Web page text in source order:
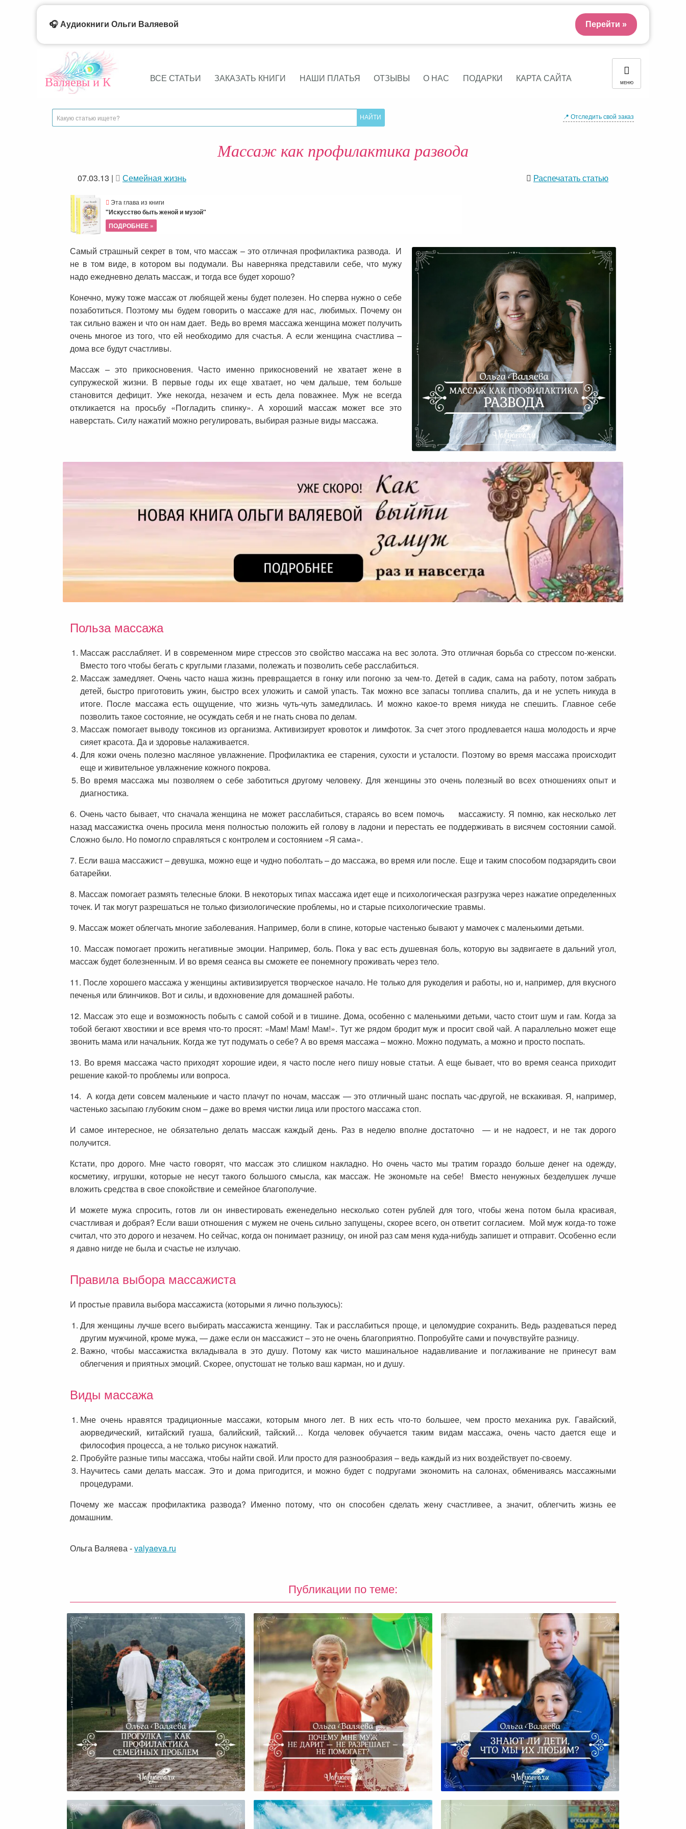
Валяевы и К ВСЕ СТАТЬИ ЗАКАЗАТЬ КНИГИ НАШИ ПЛАТЬЯ ОТЗЫВЫ О НАС ПОДАРКИ КАРТА САЙТА МЕНЮ
📍 Отследить свой заказ
Массаж как профилактика развода
07.03.13 | Семейная жизнь Распечатать статью
Эта глава из книги
"Искусство быть женой и музой"
ПОДРОБНЕЕ »
Самый страшный секрет в том, что массаж – это отличная профилактика развода. И
не в том виде, в котором вы подумали. Вы наверняка представили себе, что мужу
надо ежедневно делать массаж, и тогда все будет хорошо?
Конечно, мужу тоже массаж от любящей жены будет полезен. Но сперва нужно о себе
позаботиться. Поэтому мы будем говорить о массаже для нас, любимых. Почему он
так сильно важен и что он нам дает. Ведь во время массажа женщина может получить
очень многое из того, что ей необходимо для счастья. А если женщина счастлива –
дома все будут счастливы.
Массаж – это прикосновения. Часто именно прикосновений не хватает жене в
супружеской жизни. В первые годы их еще хватает, но чем дальше, тем больше
становится дефицит. Уже некогда, незачем и есть дела поважнее. Муж не всегда
откликается на просьбу «Погладить спинку». А хороший массаж может все это
наверстать. Силу нажатий можно регулировать, выбирая разные виды массажа.
Польза массажа
Массаж расслабляет. И в современном мире стрессов это свойство массажа на вес золота. Это отличная борьба со стрессом по-женски.
Вместо того чтобы бегать с круглыми глазами, полежать и позволить себе расслабиться.
Массаж замедляет. Очень часто наша жизнь превращается в гонку или погоню за чем-то. Детей в садик, сама на работу, потом забрать
детей, быстро приготовить ужин, быстро всех уложить и самой упасть. Так можно все запасы топлива спалить, да и не успеть никуда в
итоге. После массажа есть ощущение, что жизнь чуть-чуть замедлилась. И можно какое-то время никуда не спешить. Главное себе
позволить такое состояние, не осуждать себя и не гнать снова по делам.
Массаж помогает выводу токсинов из организма. Активизирует кровоток и лимфоток. За счет этого продлевается наша молодость и ярче
сияет красота. Да и здоровье налаживается.
Для кожи очень полезно масляное увлажнение. Профилактика ее старения, сухости и усталости. Поэтому во время массажа происходит
еще и живительное увлажнение кожного покрова.
Во время массажа мы позволяем о себе заботиться другому человеку. Для женщины это очень полезный во всех отношениях опыт и
диагностика.
6. Очень часто бывает, что сначала женщина не может расслабиться, стараясь во всем помочь массажисту. Я помню, как несколько лет
назад массажистка очень просила меня полностью положить ей голову в ладони и перестать ее поддерживать в висячем состоянии самой.
Сложно было. Но помогло справляться с контролем и состоянием «Я сама».
7. Если ваша массажист – девушка, можно еще и чудно поболтать – до массажа, во время или после. Еще и таким способом подзарядить свои
батарейки.
8. Массаж помогает размять телесные блоки. В некоторых типах массажа идет еще и психологическая разгрузка через нажатие определенных
точек. И так могут разрешаться не только физиологические проблемы, но и старые психологические травмы.
9. Массаж может облегчать многие заболевания. Например, боли в спине, которые частенько бывают у мамочек с маленькими детьми.
10. Массаж помогает прожить негативные эмоции. Например, боль. Пока у вас есть душевная боль, которую вы задвигаете в дальний угол,
массаж будет болезненным. И во время сеанса вы сможете ее понемногу проживать через тело.
11. После хорошего массажа у женщины активизируется творческое начало. Не только для рукоделия и работы, но и, например, для вкусного
печенья или блинчиков. Вот и силы, и вдохновение для домашней работы.
12. Массаж это еще и возможность побыть с самой собой и в тишине. Дома, особенно с маленькими детьми, часто стоит шум и гам. Когда за
тобой бегают хвостики и все время что-то просят: «Мам! Мам! Мам!». Тут же рядом бродит муж и просит свой чай. А параллельно может еще
звонить мама или начальник. Когда же тут подумать о себе? А во время массажа – можно. Можно подумать, а можно и просто поспать.
13. Во время массажа часто приходят хорошие идеи, я часто после него пишу новые статьи. А еще бывает, что во время сеанса приходит
решение какой-то проблемы или вопроса.
14. А когда дети совсем маленькие и часто плачут по ночам, массаж — это отличный шанс поспать час-другой, не вскакивая. Я, например,
частенько засыпаю глубоким сном – даже во время чистки лица или простого массажа стоп.
И самое интересное, не обязательно делать массаж каждый день. Раз в неделю вполне достаточно — и не надоест, и не так дорого
получится.
Кстати, про дорого. Мне часто говорят, что массаж это слишком накладно. Но очень часто мы тратим гораздо больше денег на одежду,
косметику, игрушки, которые не несут такого большого смысла, как массаж. Не экономьте на себе! Вместо ненужных безделушек лучше
вложить средства в свое спокойствие и семейное благополучие.
И можете мужа спросить, готов ли он инвестировать еженедельно несколько сотен рублей для того, чтобы жена потом была красивая,
счастливая и добрая? Если ваши отношения с мужем не очень сильно запущены, скорее всего, он ответит согласием. Мой муж когда-то тоже
считал, что это дорого и незачем. Но сейчас, когда он понимает разницу, он иной раз сам меня куда-нибудь запишет и отправит. Особенно если
я давно нигде не была и счастье не излучаю.
Правила выбора массажиста
И простые правила выбора массажиста (которыми я лично пользуюсь):
Для женщины лучше всего выбирать массажиста женщину. Так и расслабиться проще, и целомудрие сохранить. Ведь раздеваться перед
другим мужчиной, кроме мужа, — даже если он массажист – это не очень благоприятно. Попробуйте сами и почувствуйте разницу.
Важно, чтобы массажистка вкладывала в это душу. Потому как чисто машинальное надавливание и поглаживание не принесут вам
облегчения и приятных эмоций. Скорее, опустошат не только ваш карман, но и душу.
Виды массажа
Мне очень нравятся традиционные массажи, которым много лет. В них есть что-то большее, чем просто механика рук. Гавайский,
аюрведический, китайский гуаша, балийский, тайский… Когда человек обучается таким видам массажа, очень часто дается еще и
философия процесса, а не только рисунок нажатий.
Пробуйте разные типы массажа, чтобы найти свой. Или просто для разнообразия – ведь каждый из них воздействует по-своему.
Научитесь сами делать массаж. Это и дома пригодится, и можно будет с подругами экономить на салонах, обмениваясь массажными
процедурами.
Почему же массаж профилактика развода? Именно потому, что он способен сделать жену счастливее, а значит, облегчить жизнь ее
домашним.
Ольга Валяева -valyaeva.ru
Публикации по теме:
Прогулка — Как Профилактика
Семейных Проблем
Почему Мне Муж Не Дарит — Не
Разрешает – Не Помогает?
Знают Ли Дети, Что Мы Их
Любим?
🎧 Аудиокниги Ольги Валяевой Перейти »